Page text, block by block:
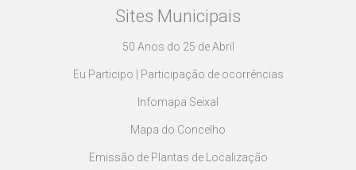
Sites Municipais
50 Anos do 25 de Abril
Eu Participo | Participação de ocorrências
Infomapa Seixal
Mapa do Concelho
Emissão de Plantas de Localização